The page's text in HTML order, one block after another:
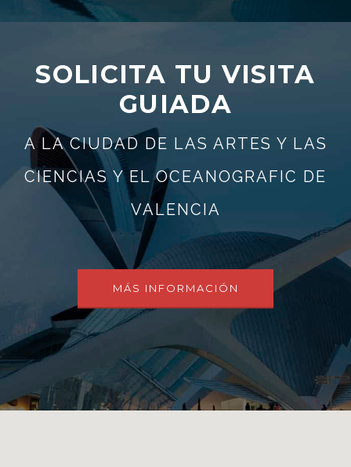
SOLICITA TU VISITA
GUIADA
A LA CIUDAD DE LAS ARTES Y LAS
CIENCIAS Y EL OCEANOGRAFIC DE
VALENCIA
MÁS INFORMACIÓN